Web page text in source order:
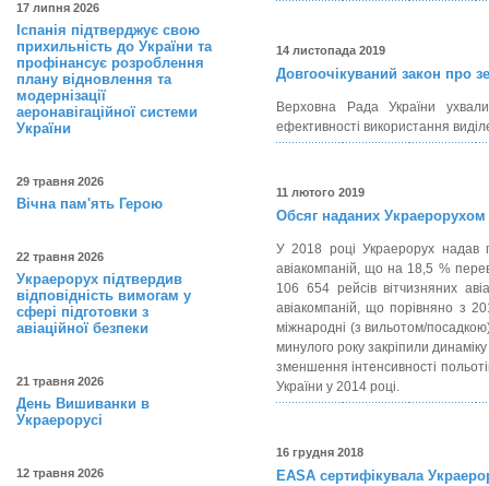
17 липня 2026
Іспанія підтверджує свою
прихильність до України та
профінансує розроблення
плану відновлення та
модернізації
аеронавігаційної системи
України
29 травня 2026
Вічна пам'ять Герою
22 травня 2026
Украерорух підтвердив
відповідність вимогам у
сфері підготовки з
авіаційної безпеки
21 травня 2026
День Вишиванки в
Украерорусі
12 травня 2026
14 листопада 2019
Довгоочікуваний закон про
Верховна Рада України
ефективності використання
11 лютого 2019
Обсяг наданих Украерорухом
У 2018 році Украерорух надав
авіакомпаній, що на 18,5 %
106 654 рейсів вітчизняних
авіакомпаній, що порівняно з
міжнародні (з вильотом/
минулого року закріпили
зменшення інтенсивності
України у 2014 році.
16 грудня 2018
EASA сертифікувала